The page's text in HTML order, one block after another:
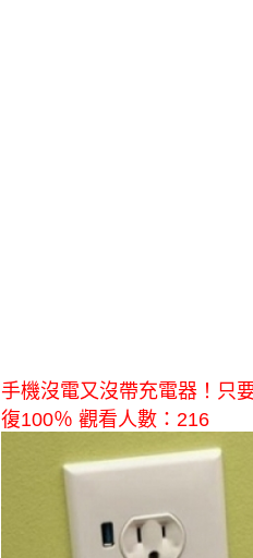
手機沒電又沒帶充電器！只
復100％ 觀看人數：216